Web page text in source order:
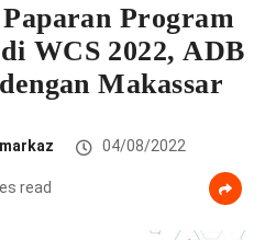
Program
WCS 2022, ADB
Makassar
04/08/2022
read